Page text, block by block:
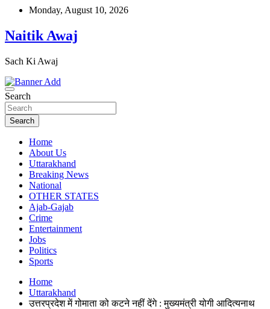
Skip
content
Monday, August 10, 2026
Naitik Awaj
Sach Ki Awaj
Search
Search
Home
About Us
Uttarakhand
Breaking News
National
OTHER STATES
Ajab-Gajab
Crime
Entertainment
Jobs
Politics
Sports
Home
Uttarakhand
उत्तरप्रदेश में गोमाता को कटने नहीं देंगे : मुख्यमंत्री योगी आदित्यनाथ